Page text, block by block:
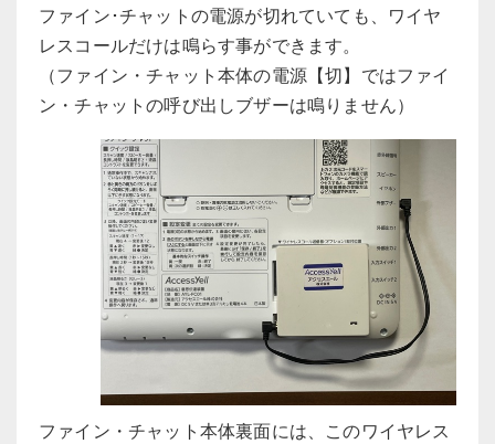
ファイン･チャットの電源が切れていても、ワイヤ
レスコールだけは鳴らす事ができます。
（ファイン・チャット本体の電源【切】ではファイ
ン・チャットの呼び出しブザーは鳴りません）
ファイン・チャット本体裏面には、このワイヤレス